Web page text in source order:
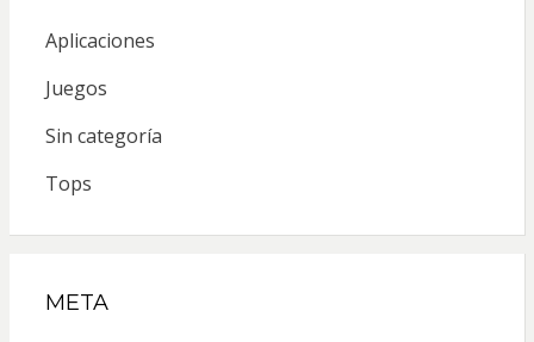
Aplicaciones
Juegos
Sin categoría
Tops
META